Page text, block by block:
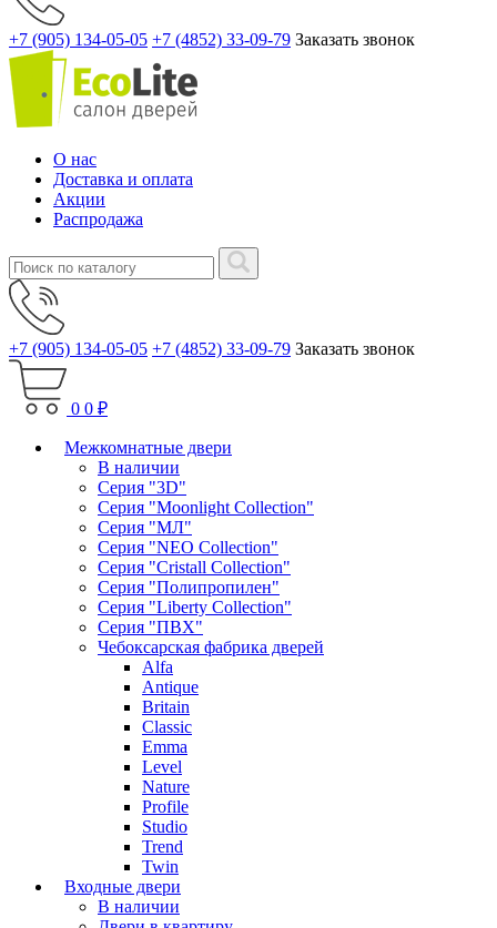
+7 (905) 134-05-05 +7 (4852) 33-09-79 Заказать звонок
О нас
Доставка и оплата
Акции
Распродажа
+7 (905) 134-05-05 +7 (4852) 33-09-79 Заказать звонок
0 0 ₽
Межкомнатные двери
В наличии
Серия "3D"
Серия "Moonlight Collection"
Серия "МЛ"
Серия "NEO Collection"
Серия "Cristall Collection"
Серия "Полипропилен"
Серия "Liberty Collection"
Серия "ПВХ"
Чебоксарская фабрика дверей
Alfa
Antique
Britain
Classic
Emma
Level
Nature
Profile
Studio
Trend
Twin
Входные двери
В наличии